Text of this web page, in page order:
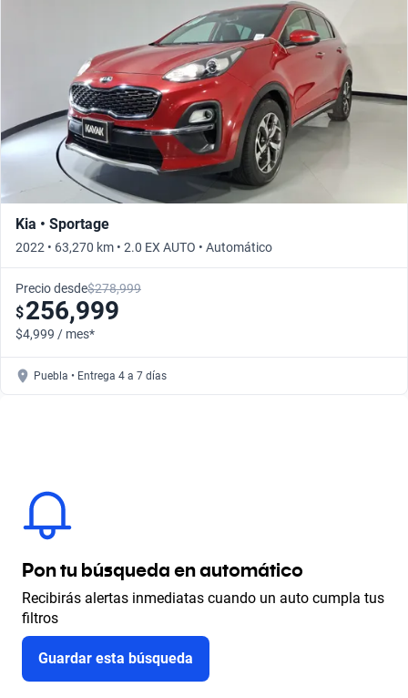
Kia • Sportage
2022 • 63,270 km • 2.0 EX AUTO • Automático
Precio desde$278,999
$256,999
$4,999 / mes*
Puebla • Entrega 4 a 7 días
Pon tu búsqueda en automático
Recibirás alertas inmediatas cuando un auto cumpla tus
filtros
Guardar esta búsqueda